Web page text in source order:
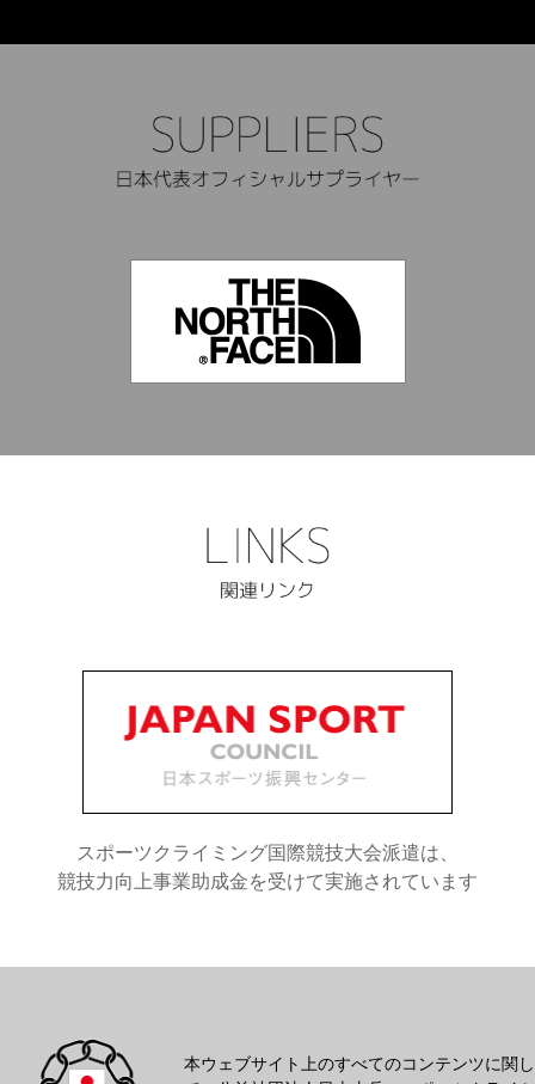
スポーツクライミング国際競技大会派遣は、
競技力向上事業助成金を受けて実施されています
本ウェブサイト上のすべてのコンテンツに関し